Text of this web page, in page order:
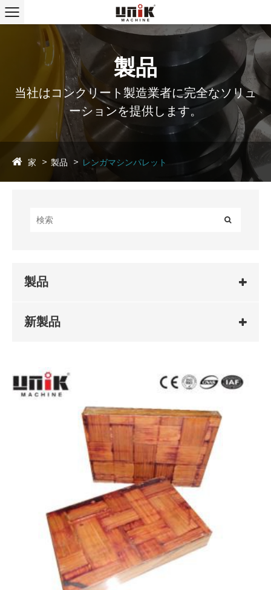
製品
当社はコンクリート製造業者に完全なソリュ
ーションを提供します。
家 製品 レンガマシンパレット
製品
新製品